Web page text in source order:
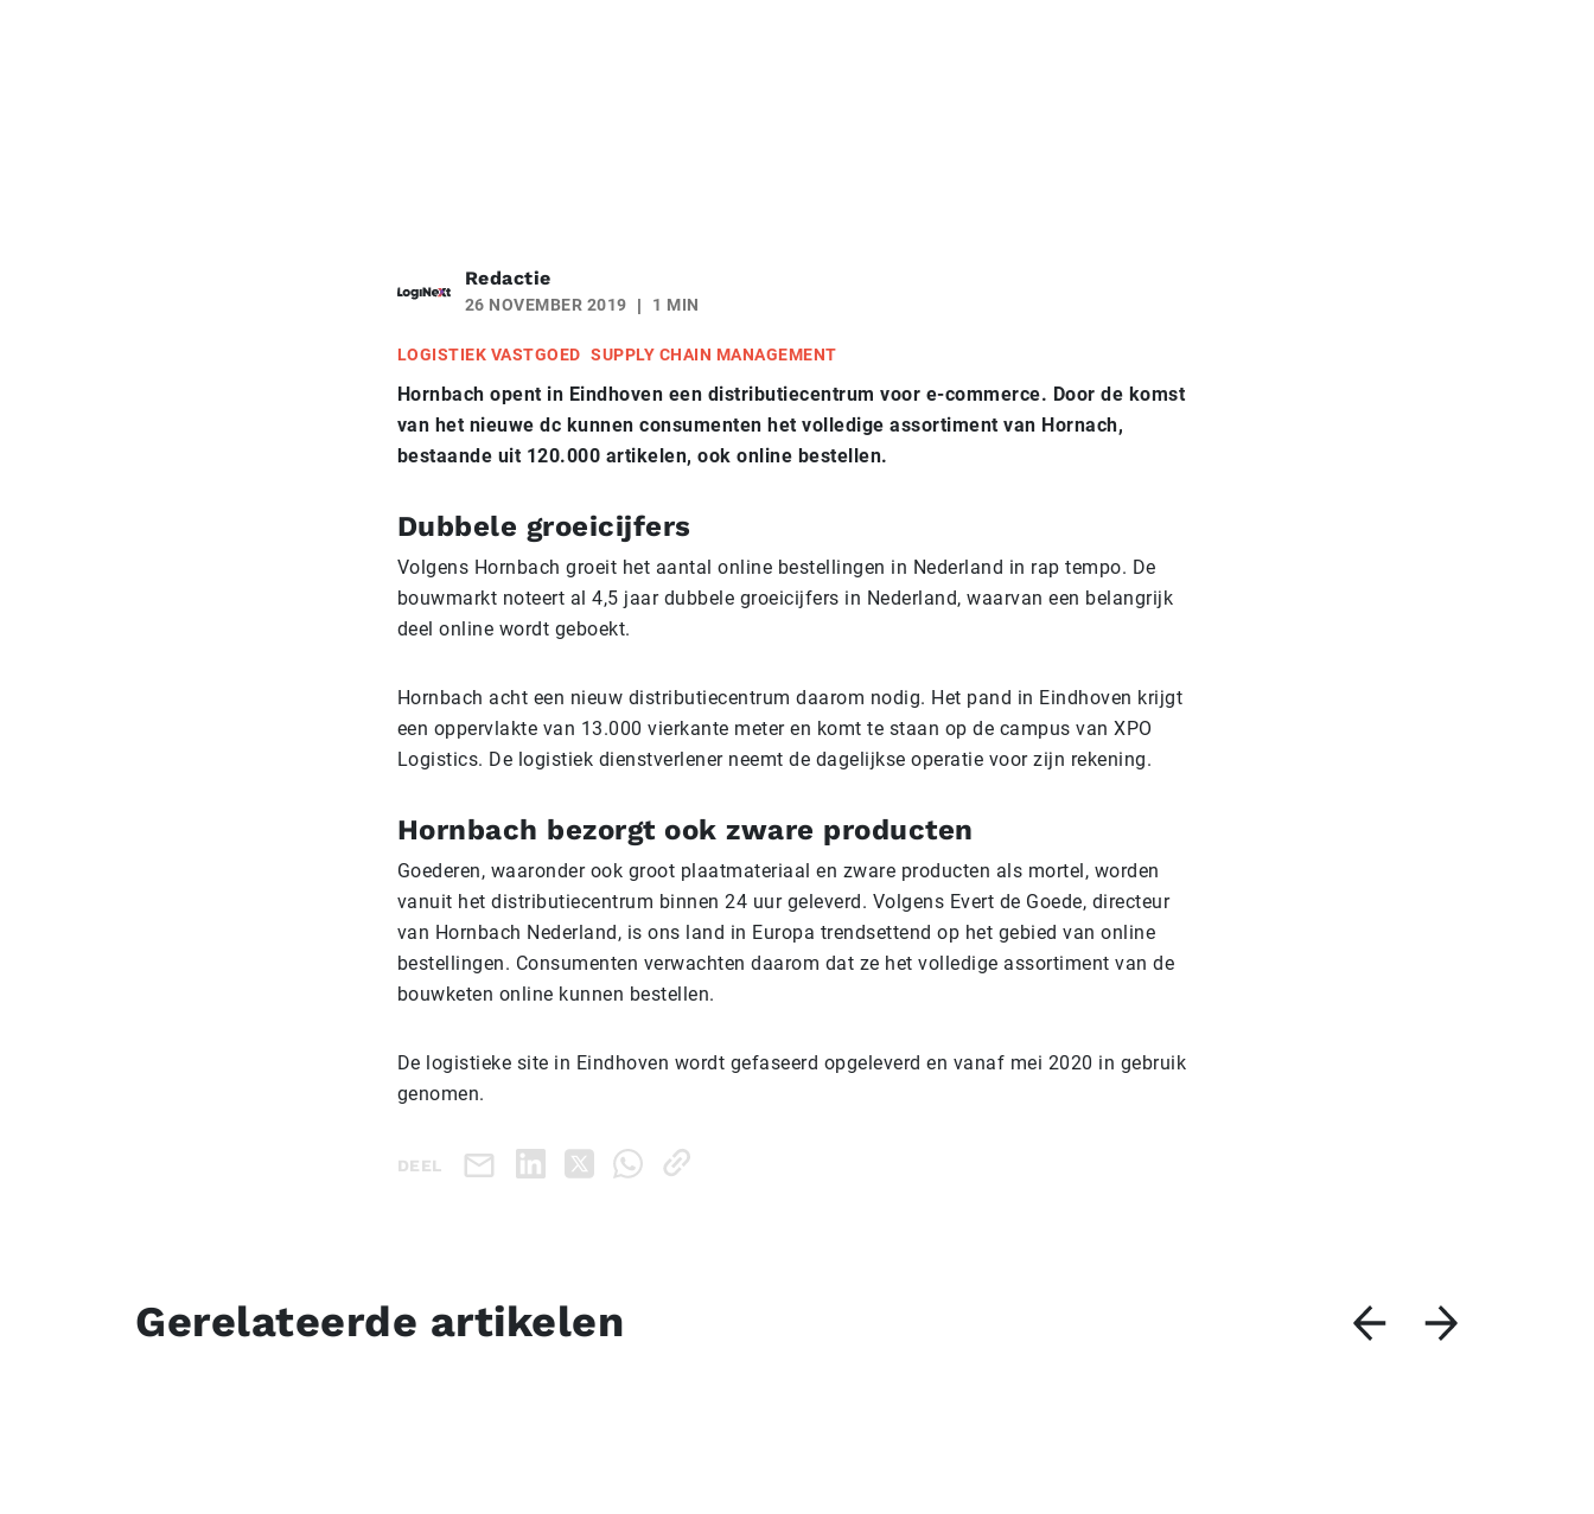
Redactie
26 NOVEMBER 2019 1 MIN
LOGISTIEK VASTGOED SUPPLY CHAIN MANAGEMENT
Hornbach opent in Eindhoven een distributiecentrum voor e-commerce. Door de komst
van het nieuwe dc kunnen consumenten het volledige assortiment van Hornach,
bestaande uit 120.000 artikelen, ook online bestellen.
Dubbele groeicijfers
Volgens Hornbach groeit het aantal online bestellingen in Nederland in rap tempo. De
bouwmarkt noteert al 4,5 jaar dubbele groeicijfers in Nederland, waarvan een belangrijk
deel online wordt geboekt.
Hornbach acht een nieuw distributiecentrum daarom nodig. Het pand in Eindhoven krijgt
een oppervlakte van 13.000 vierkante meter en komt te staan op de campus van XPO
Logistics. De logistiek dienstverlener neemt de dagelijkse operatie voor zijn rekening.
Hornbach bezorgt ook zware producten
Goederen, waaronder ook groot plaatmateriaal en zware producten als mortel, worden
vanuit het distributiecentrum binnen 24 uur geleverd. Volgens Evert de Goede, directeur
van Hornbach Nederland, is ons land in Europa trendsettend op het gebied van online
bestellingen. Consumenten verwachten daarom dat ze het volledige assortiment van de
bouwketen online kunnen bestellen.
De logistieke site in Eindhoven wordt gefaseerd opgeleverd en vanaf mei 2020 in gebruik
genomen.
DEEL
Gerelateerde artikelen